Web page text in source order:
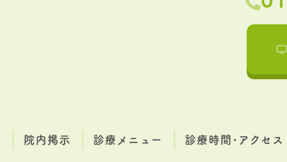
院内掲示 診療メニュー 診療時間･アクセス